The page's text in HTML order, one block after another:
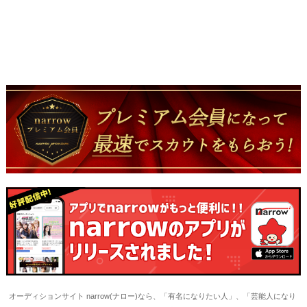
オーディションサイト narrow(ナロー)なら、「有名になりたい人」、「芸能人になり